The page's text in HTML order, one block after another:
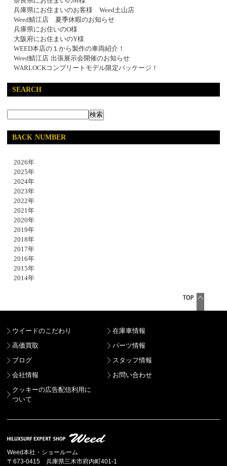
兵庫県にお住まいのお客様 Weed土山店
Weed鯖江店 夏季休暇のお知らせ
兵庫県にお住いのO様
大阪府にお住まいのY様
WEED本店の１から製作の車両紹介！
Weed鯖江店 出張展示会開催のお知らせ
WARLOCKコンプリートモデル限定パッケージ！
SEARCH
BACK NUMBER
2026年
2025年
2024年
2023年
2022年
2021年
2020年
2019年
2018年
2017年
2016年
2015年
2014年
ウイードのこだわり
在庫車情報
高価買取
パーツ情報
ブログ
スタッフ情報
会社情報
お問い合わせ
クッキーの広告配信利用に
ついて
Weed本社・ショールーム
〒673-0415 兵庫県三木市府内町401-1